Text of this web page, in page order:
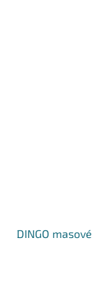
DINGO